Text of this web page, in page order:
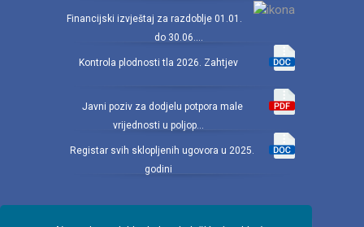
Financijski izvještaj za razdoblje 01.01.
do 30.06....
Kontrola plodnosti tla 2026. Zahtjev
Javni poziv za dodjelu potpora male
vrijednosti u poljop...
Registar svih sklopljenih ugovora u 2025.
godini